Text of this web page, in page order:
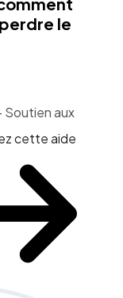
le
Soutien aux
cette aide